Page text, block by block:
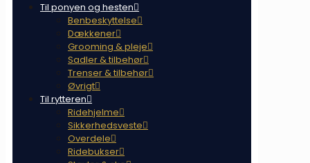
Til ponyen og hesten
Benbeskyttelse
Dækkener
Grooming & pleje
Sadler & tilbehør
Trenser & tilbehør
Øvrigt
Til rytteren
Ridehjelme
Sikkerhedsveste
Overdele
Ridebukser